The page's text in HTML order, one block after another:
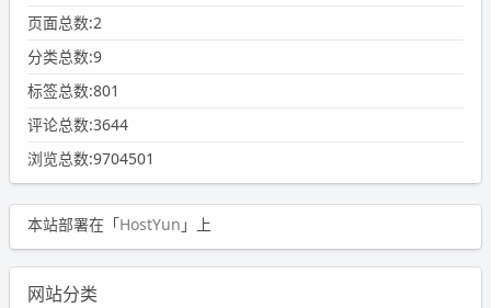
页面总数:2
分类总数:9
标签总数:801
评论总数:3644
浏览总数:9704501
本站部署在「HostYun 」上
网站分类